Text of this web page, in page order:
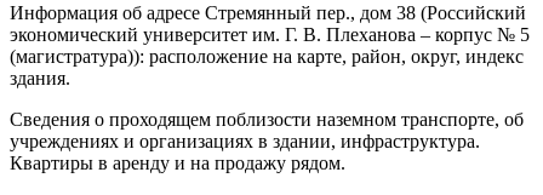
Информация об адресе Стремянный пер., дом 38 (Российский
экономический университет им. Г. В. Плеханова – корпус № 5
(магистратура)): расположение на карте, район, округ, индекс
здания.
Сведения о проходящем поблизости наземном транспорте, об
учреждениях и организациях в здании, инфраструктура.
Квартиры в аренду и на продажу рядом.